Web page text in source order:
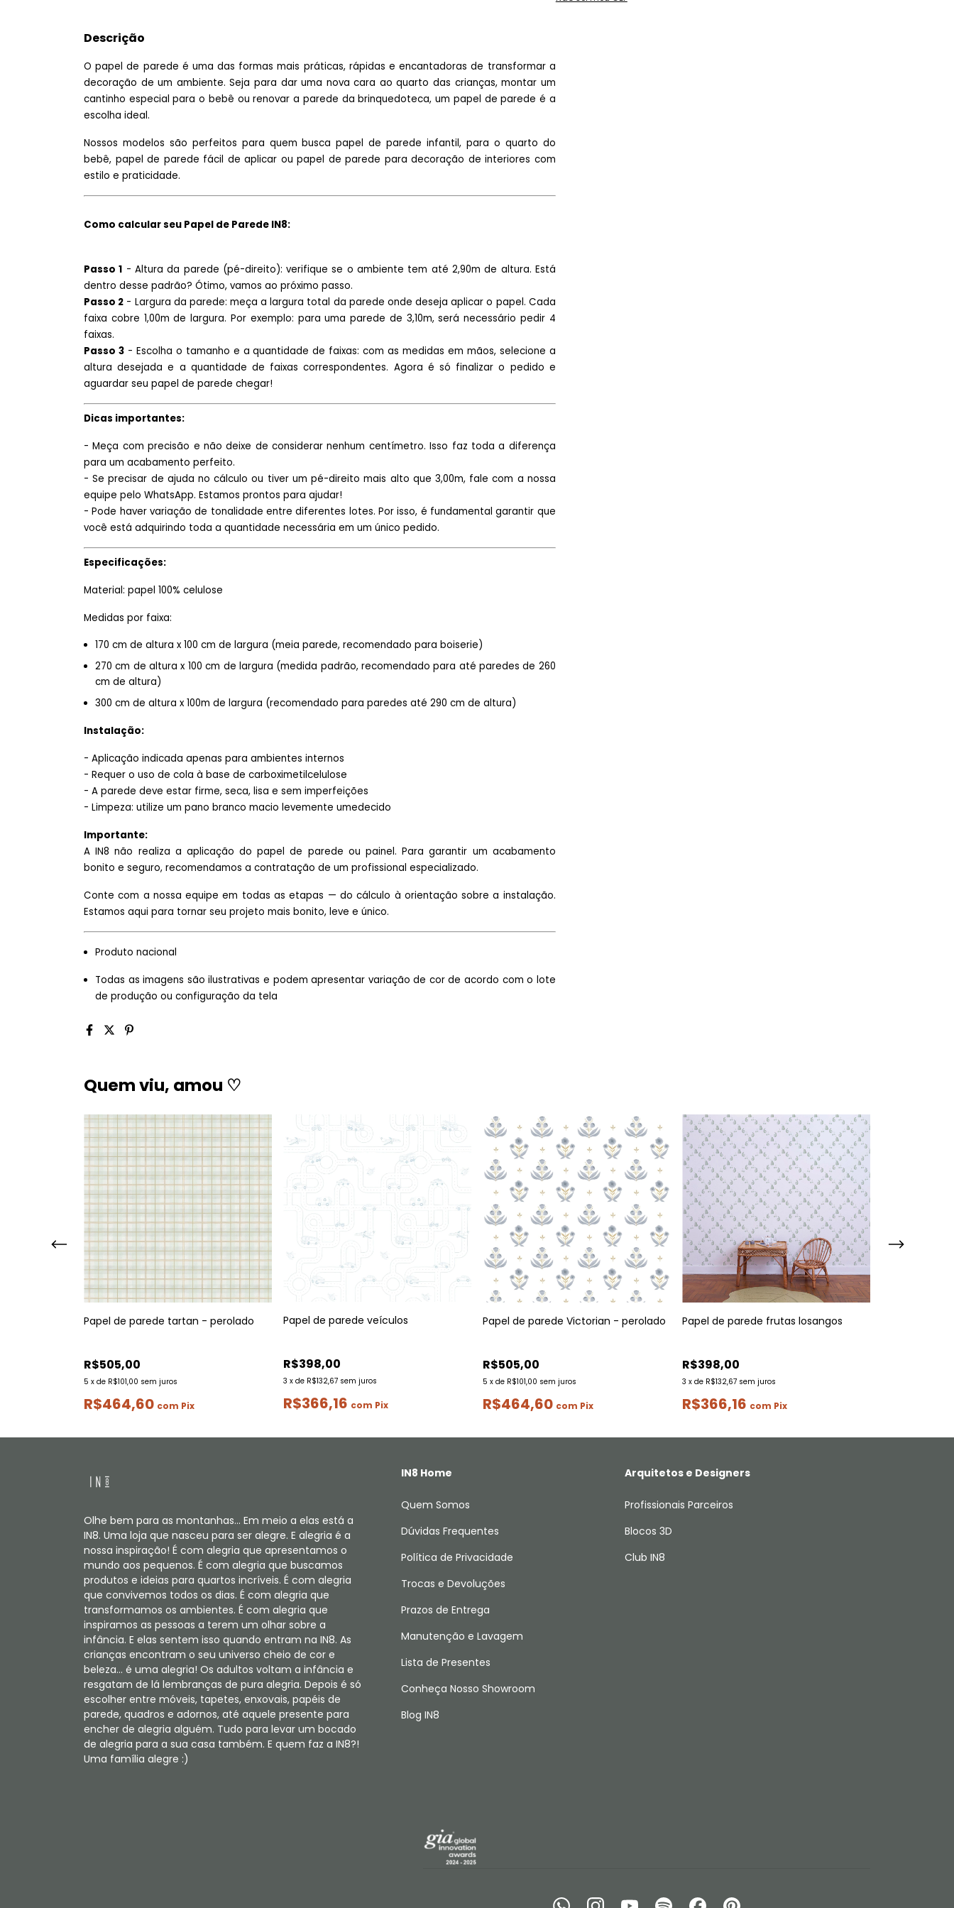
Descrição
O papel de parede é uma das formas mais práticas, rápidas e encantadoras de transformar a
decoração de um ambiente. Seja para dar uma nova cara ao quarto das crianças, montar um
cantinho especial para o bebê ou renovar a parede da brinquedoteca, um papel de parede é a
escolha ideal.
Nossos modelos são perfeitos para quem busca papel de parede infantil, para o quarto do
bebê, papel de parede fácil de aplicar ou papel de parede para decoração de interiores com
estilo e praticidade.
Como calcular seu Papel de Parede IN8:
Passo 1 - Altura da parede (pé-direito): verifique se o ambiente tem até 2,90m de altura. Está
dentro desse padrão? Ótimo, vamos ao próximo passo.
Passo 2 - Largura da parede: meça a largura total da parede onde deseja aplicar o papel. Cada
faixa cobre 1,00m de largura. Por exemplo: para uma parede de 3,10m, será necessário pedir 4
faixas.
Passo 3- Escolha o tamanho e a quantidade de faixas: com as medidas em mãos, selecione a
altura desejada e a quantidade de faixas correspondentes. Agora é só finalizar o pedido e
aguardar seu papel de parede chegar!
Dicas importantes:
- Meça com precisão e não deixe de considerar nenhum centímetro. Isso faz toda a diferença
para um acabamento perfeito.
- Se precisar de ajuda no cálculo ou tiver um pé-direito mais alto que 3,00m, fale com a nossa
equipe pelo WhatsApp. Estamos prontos para ajudar!
- Pode haver variação de tonalidade entre diferentes lotes. Por isso, é fundamental garantir que
você está adquirindo toda a quantidade necessária em um único pedido.
Especificações:
Material: papel 100% celulose
Medidas por faixa:
170 cm de altura x 100 cm de largura (meia parede, recomendado para boiserie)
270 cm de altura x 100 cm de largura (medida padrão, recomendado para até paredes de 260
cm de altura)
300 cm de altura x 100m de largura (recomendado para paredes até 290 cm de altura)
Instalação:
- Aplicação indicada apenas para ambientes internos
- Requer o uso de cola à base de carboximetilcelulose
- A parede deve estar firme, seca, lisa e sem imperfeições
- Limpeza: utilize um pano branco macio levemente umedecido
Importante:
A IN8 não realiza a aplicação do papel de parede ou painel. Para garantir um acabamento
bonito e seguro, recomendamos a contratação de um profissional especializado.
Conte com a nossa equipe em todas as etapas — do cálculo à orientação sobre a instalação.
Estamos aqui para tornar seu projeto mais bonito, leve e único.
Produto nacional
Todas as imagens são ilustrativas e podem apresentar variação de cor de acordo com o lote
de produção ou configuração da tela
Quem viu, amou ♡
Papel de parede tartan - perolado
R$505,00
5 x de R$101,00 sem juros
R$464,60 com Pix
Papel de parede veículos
R$398,00
3 x de R$132,67 sem juros
R$366,16 com Pix
Papel de parede Victorian - perolado
R$505,00
5 x de R$101,00 sem juros
R$464,60 com Pix
Papel de parede frutas losangos
R$398,00
3 x de R$132,67 sem juros
R$366,16 com Pix
Olhe bem para as montanhas... Em meio a elas está a
IN8. Uma loja que nasceu para ser alegre. E alegria é a
nossa inspiração! É com alegria que apresentamos o
mundo aos pequenos. É com alegria que buscamos
produtos e ideias para quartos incríveis. É com alegria
que convivemos todos os dias. É com alegria que
transformamos os ambientes. É com alegria que
inspiramos as pessoas a terem um olhar sobre a
infância. E elas sentem isso quando entram na IN8. As
crianças encontram o seu universo cheio de cor e
beleza... é uma alegria! Os adultos voltam a infância e
resgatam de lá lembranças de pura alegria. Depois é só
escolher entre móveis, tapetes, enxovais, papéis de
parede, quadros e adornos, até aquele presente para
encher de alegria alguém. Tudo para levar um bocado
de alegria para a sua casa também. E quem faz a IN8?!
Uma família alegre :)
IN8 Home
Quem Somos
Dúvidas Frequentes
Política de Privacidade
Trocas e Devoluções
Prazos de Entrega
Manutenção e Lavagem
Lista de Presentes
Conheça Nosso Showroom
Blog IN8
Arquitetos e Designers
Profissionais Parceiros
Blocos 3D
Club IN8